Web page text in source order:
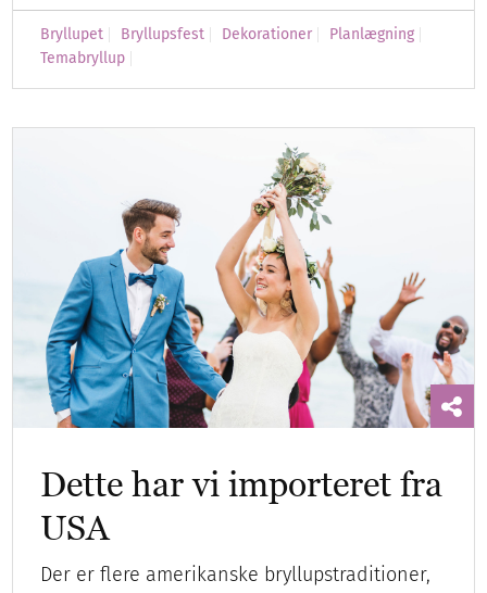
Bryllupet Bryllupsfest Dekorationer
Planlægning
Temabryllup
Dette har vi importeret fra
USA
Der er flere amerikanske bryllupstraditioner,